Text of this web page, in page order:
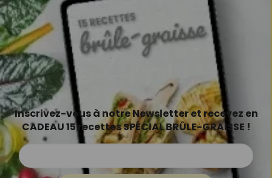
Inscrivez-vous à notre Newsletter et recevez en
CADEAU 15 recettes SPÉCIAL BRÛLE-GRAISSE !